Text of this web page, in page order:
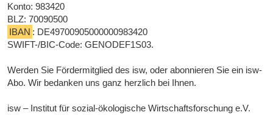
Konto: 983420
BLZ: 70090500
IBAN : DE49700905000000983420
SWIFT-/BIC-Code: GENODEF1S03.
Werden Sie Fördermitglied des isw, oder abonnieren Sie ein isw-
Abo. Wir bedanken uns ganz herzlich bei Ihnen.
isw – Institut für sozial-ökologische Wirtschaftsforschung e.V.